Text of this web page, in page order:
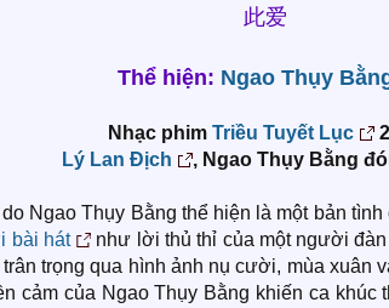
此爱
Thể hiện: Ngao Thụy
Nhạc phim Triều Tuyết Lục
Lý Lan Địch
, Ngao Thụy Bằng
Ngao Thụy Bằng thể hiện là một bản
bài hát
như lời thủ thỉ của một người
trọng qua hình ảnh nụ cười, mùa xuân
cảm của Ngao Thụy Bằng khiến ca